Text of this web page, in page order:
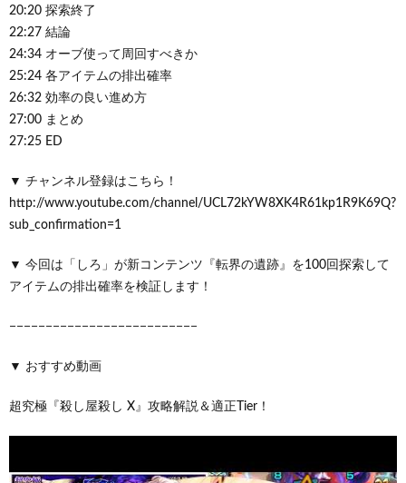
20:20 探索終了
22:27 結論
24:34 オーブ使って周回すべきか
25:24 各アイテムの排出確率
26:32 効率の良い進め方
27:00 まとめ
27:25 ED
▼ チャンネル登録はこちら！
http://www.youtube.com/channel/UCL72kYW8XK4R61kp1R9K69Q?
sub_confirmation=1
▼ 今回は「しろ」が新コンテンツ『転界の遺跡』を100回探索して
アイテムの排出確率を検証します！
−−−−−−−−−−−−−−−−−−−−−−−−−−
▼ おすすめ動画
超究極『殺し屋殺し X』攻略解説＆適正Tier！